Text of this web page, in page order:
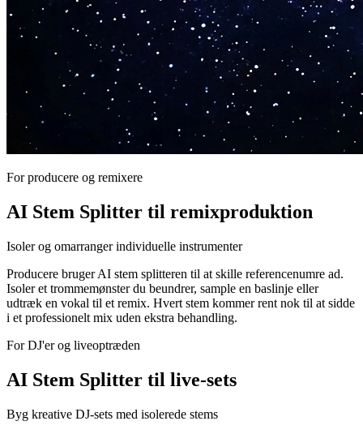
For producere og remixere
AI Stem Splitter til remixproduktion
Isoler og omarranger individuelle instrumenter
Producere bruger AI stem splitteren til at skille referencenumre ad.
Isoler et trommemønster du beundrer, sample en baslinje eller
udtræk en vokal til et remix. Hvert stem kommer rent nok til at sidde
i et professionelt mix uden ekstra behandling.
For DJ'er og liveoptræden
AI Stem Splitter til live-sets
Byg kreative DJ-sets med isolerede stems